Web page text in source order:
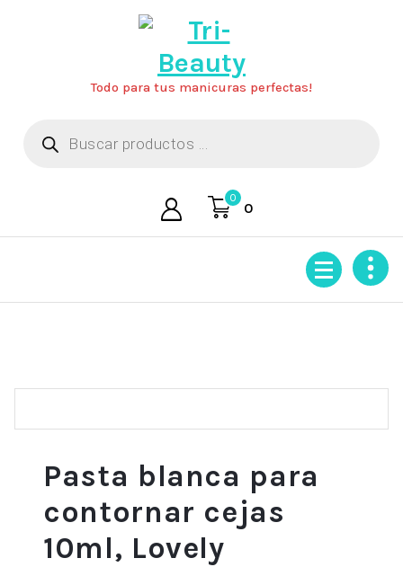
Todo para tus manicuras perfectas!
productos
0
0
Pasta blanca para
contornar cejas
10ml, Lovely